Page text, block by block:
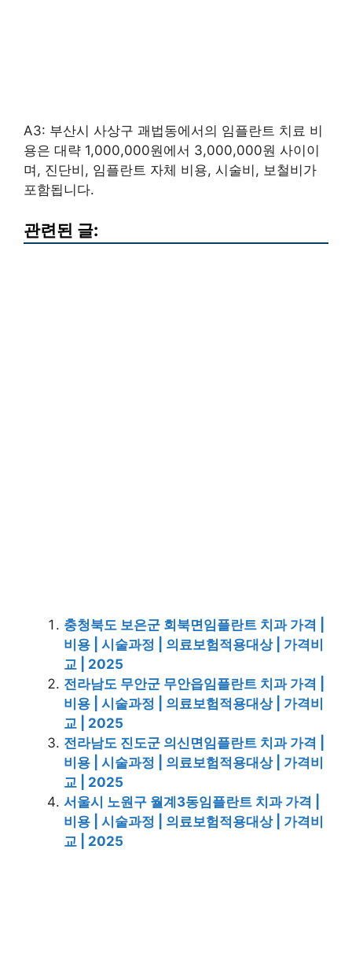
A3: 부산시 사상구 괘법동에서의 임플란트 치료 비
용은 대략 1,000,000원에서 3,000,000원 사이이
며, 진단비, 임플란트 자체 비용, 시술비, 보철비가
포함됩니다.
관련된 글:
충청북도 보은군 회북면임플란트 치과 가격 |
비용 | 시술과정 | 의료보험적용대상 | 가격비
교 | 2025
전라남도 무안군 무안읍임플란트 치과 가격 |
비용 | 시술과정 | 의료보험적용대상 | 가격비
교 | 2025
전라남도 진도군 의신면임플란트 치과 가격 |
비용 | 시술과정 | 의료보험적용대상 | 가격비
교 | 2025
서울시 노원구 월계3동임플란트 치과 가격 |
비용 | 시술과정 | 의료보험적용대상 | 가격비
교 | 2025